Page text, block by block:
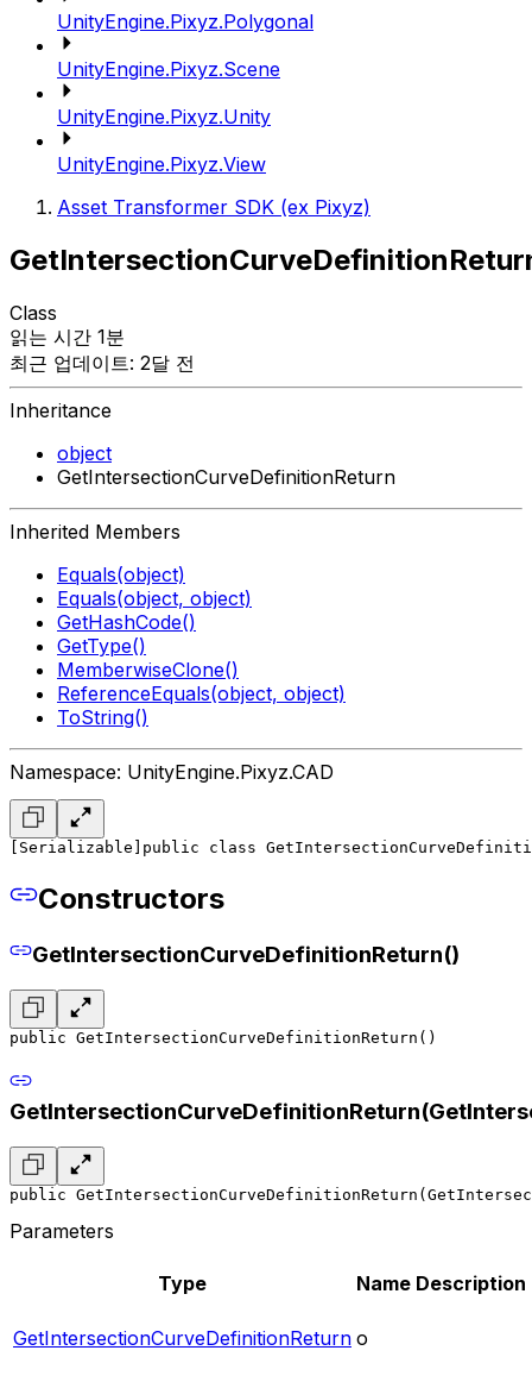
UnityEngine.Pixyz.Polygonal
UnityEngine.Pixyz.Scene
UnityEngine.Pixyz.Unity
UnityEngine.Pixyz.View
Asset Transformer SDK (ex Pixyz)
Class
읽는 시간 1분
최근 업데이트: 2달 전
Inheritance
object
GetIntersectionCurveDefinitionReturn
Inherited Members
Equals(object)
Equals(object, object)
GetHashCode()
GetType()
MemberwiseClone()
ReferenceEquals(object, object)
ToString()
Namespace: UnityEngine.Pixyz.CAD
[Serializable] public class
Constructors
GetIntersectionCurveDefinitionReturn()
public GetIntersectionCurveDefinitionReturn()
public
Parameters
Type Name Description
GetIntersectionCurveDefinitionReturn o